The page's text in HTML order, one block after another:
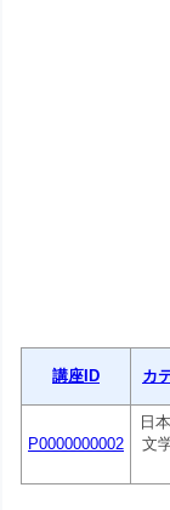
講座ID カ
P0000000002
日
文